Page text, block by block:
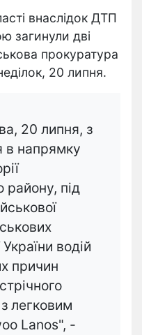
внаслідок ДТП
загинули дві
прокуратура
20 липня.
20 липня, з
в напрямку
району, під
водій
причин
легковим
Lanos", -